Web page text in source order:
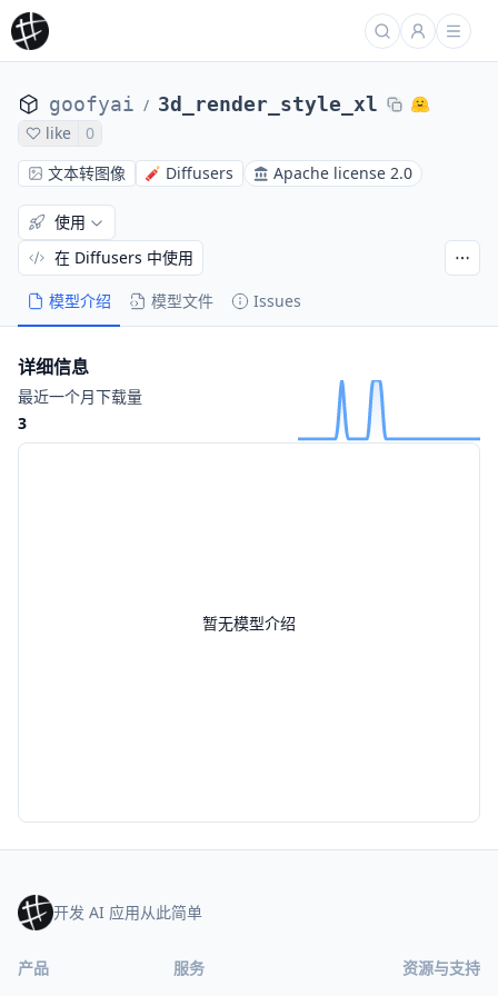
goofyai / 3d_render_style_xl
like
0
文本转图像
Diffusers Apache license 2.0
模型介绍 模型文件 Issues
使用
在 Diffusers 中使用
暂无模型介绍
详细信息
最近一个月下载量
3
开发 AI 应用从此简单
产品 服务 资源与支持